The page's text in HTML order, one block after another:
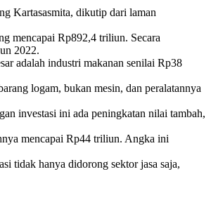
Kartasasmita, dikutip dari laman
mencapai Rp892,4 triliun. Secara
2022.
adalah industri makanan senilai Rp38
logam, bukan mesin, dan peralatannya
investasi ini ada peningkatan nilai tambah,
mencapai Rp44 triliun. Angka ini
tidak hanya didorong sektor jasa saja,